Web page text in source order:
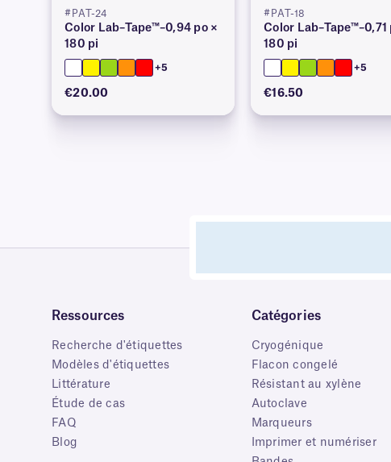
#PAT-24
Color Lab–Tape™–0,94 po ×
180 pi
+5
€20.00
#PAT-18
Color Lab–Tape™–0,71
180 pi
+5
€16.50
Ressources
Recherche d'étiquettes
Modèles d'étiquettes
Littérature
Étude de cas
FAQ
Blog
Catégories
Cryogénique
Flacon congelé
Résistant au xylène
Autoclave
Marqueurs
Imprimer et numériser